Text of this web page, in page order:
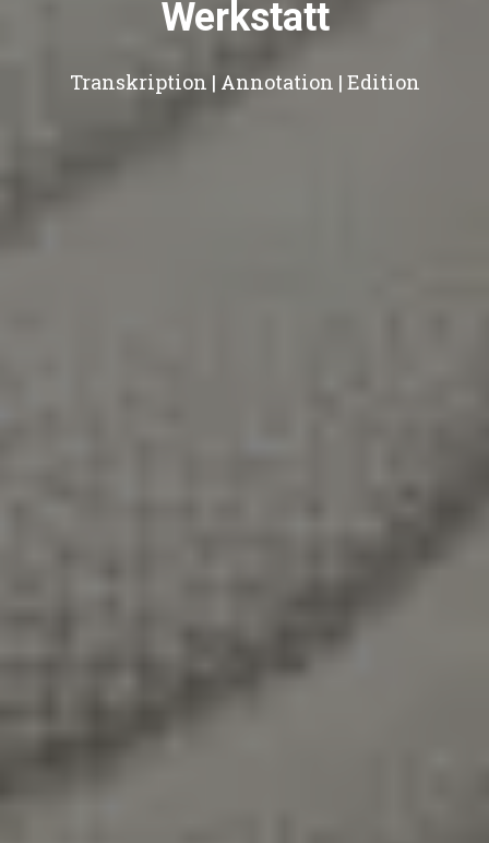
Werkstatt
Transkription | Annotation | Edition